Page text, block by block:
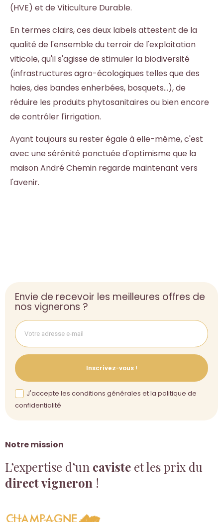
(HVE) et de Viticulture Durable.
En termes clairs, ces deux labels attestent de la
qualité de l'ensemble du terroir de l'exploitation
viticole, qu'il s'agisse de stimuler la biodiversité
(infrastructures agro-écologiques telles que des
haies, des bandes enherbées, bosquets...), de
réduire les produits phytosanitaires ou bien encore
de contrôler l'irrigation.
Ayant toujours su rester égale à elle-même, c'est
avec une sérénité ponctuée d'optimisme que la
maison André Chemin regarde maintenant vers
l'avenir.
Notre mission
L’expertise d’un caviste et les prix du
direct vigneron !
Envie de recevoir les meilleures offres de
nos vignerons ?
Inscrivez-vous !
J'accepte les conditions générales et la politique de
confidentialité